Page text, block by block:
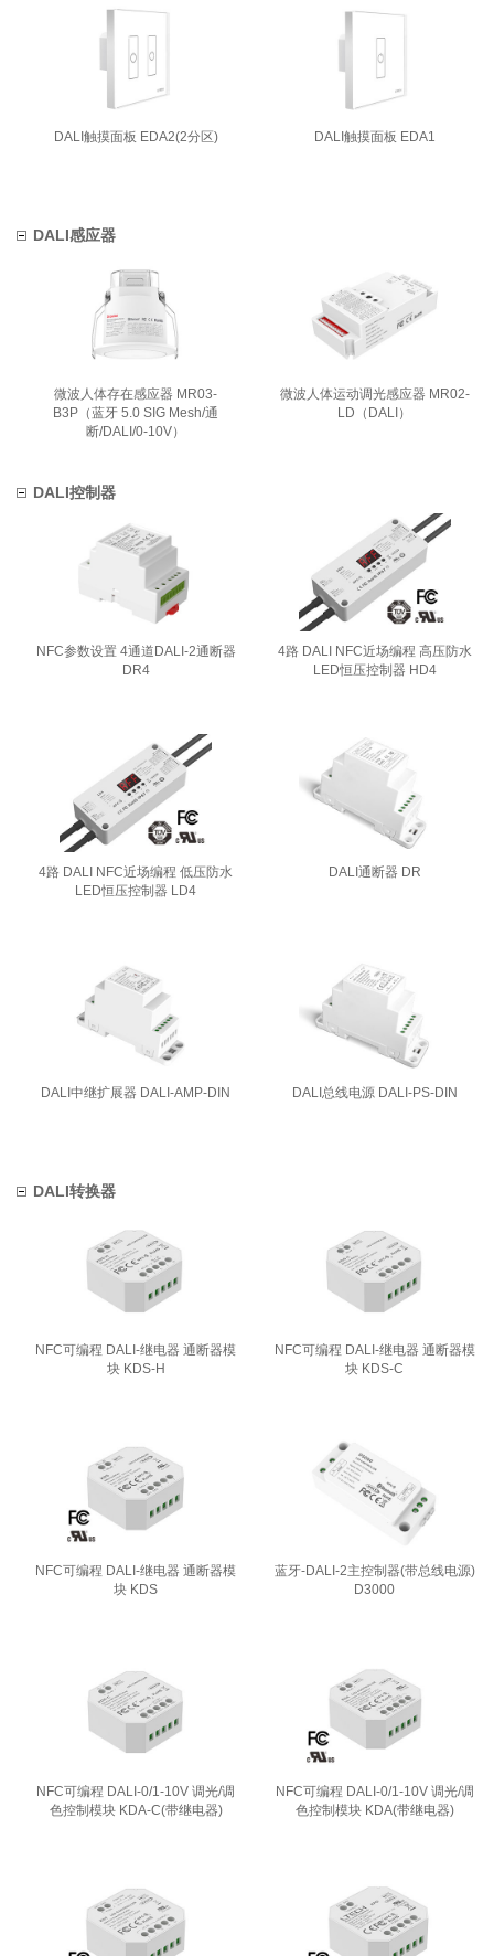
DALI触摸面板 EDA2(2分区) DALI触摸面板 EDA1
DALI感应器
微波人体存在感应器 MR03-
B3P（蓝牙 5.0 SIG Mesh/通
断/DALI/0-10V）
微波人体运动调光感应器 MR02-
LD（DALI）
DALI控制器
NFC参数设置 4通道DALI-2通断器
DR4
4路 DALI NFC近场编程 高压防水
LED恒压控制器 HD4
4路 DALI NFC近场编程 低压防水
LED恒压控制器 LD4
DALI通断器 DR
DALI中继扩展器 DALI-AMP-DIN DALI总线电源 DALI-PS-DIN
DALI转换器
NFC可编程 DALI-继电器 通断器模
块 KDS-H
NFC可编程 DALI-继电器 通断器模
块 KDS-C
NFC可编程 DALI-继电器 通断器模
块 KDS
蓝牙-DALI-2主控制器(带总线电源)
D3000
NFC可编程 DALI-0/1-10V 调光/调
色控制模块 KDA-C(带继电器)
NFC可编程 DALI-0/1-10V 调光/调
色控制模块 KDA(带继电器)